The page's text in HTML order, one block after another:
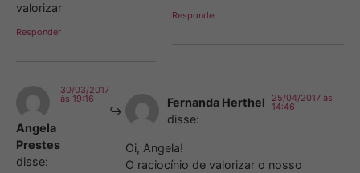
valorizar
Responder
Responder
Angela
Prestes
disse:
30/03/2017
às 19:16
Fernanda Herthel
disse:
25/04/2017 às
14:46
Oi, Angela!
O raciocínio de valorizar o nosso